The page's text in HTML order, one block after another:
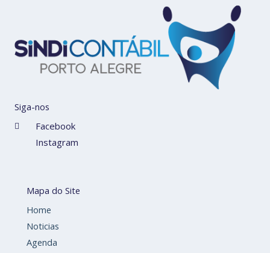
Siga-nos
Facebook
Instagram
Mapa do Site
Home
Noticias
Agenda